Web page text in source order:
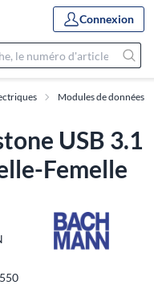
Connexion
Modules de données
USB 3.1
Femelle